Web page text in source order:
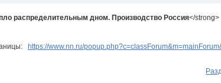
распределительным дном. Производство Россия</strong>
https://www.nn.ru/